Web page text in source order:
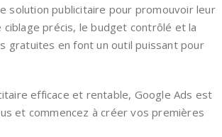
solution publicitaire pour promouvoir leur
précis, le budget contrôlé et la
gratuites en font un outil puissant pour
efficace et rentable, Google Ads est
et commencez à créer vos premières